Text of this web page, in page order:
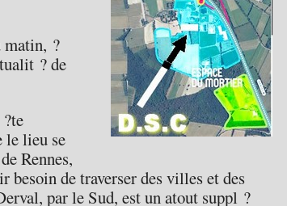
matin, ?
? de
le lieu se
Rennes,
besoin de traverser des villes et des
par le Sud, est un atout suppl ?